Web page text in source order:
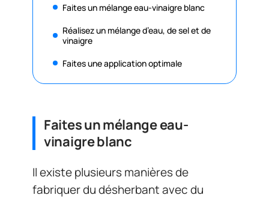
Faites un mélange eau-vinaigre blanc
Réalisez un mélange d’eau, de sel et de
vinaigre
Faites une application optimale
Faites un mélange eau-
vinaigre blanc
Il existe plusieurs manières de
fabriquer du désherbant avec du